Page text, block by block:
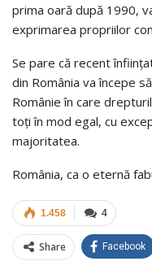
prima oară după 1990,
exprimarea propriilor
Se pare că recent
din România va începe
Românie în care
toţi în mod egal, cu
majoritatea.
România, ca o eternă
4
1.458
Share Facebook